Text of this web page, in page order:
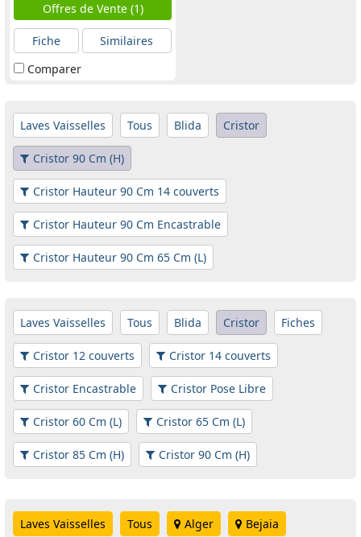
Offres de Vente (1)
Fiche
Similaires
Comparer
Laves Vaisselles Tous Blida Cristor
Cristor 90 Cm (H)
Cristor Hauteur 90 Cm 14 couverts
Cristor Hauteur 90 Cm Encastrable
Cristor Hauteur 90 Cm 65 Cm (L)
Laves Vaisselles Tous Blida Cristor Fiches
Cristor 12 couverts Cristor 14 couverts
Cristor Encastrable Cristor Pose Libre
Cristor 60 Cm (L) Cristor 65 Cm (L)
Cristor 85 Cm (H) Cristor 90 Cm (H)
Laves Vaisselles Tous Alger Bejaia